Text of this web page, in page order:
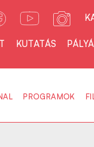
KUTATÁS
PROGRAMOK